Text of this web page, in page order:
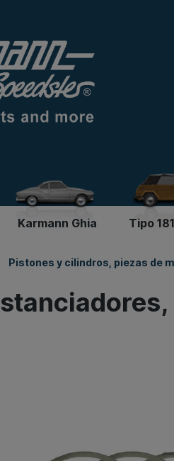
Karmann Ghia Tipo
Pistones y cilindros, piezas de